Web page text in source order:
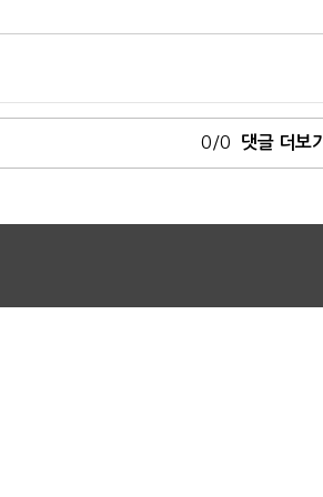
0/0 댓글 더보기